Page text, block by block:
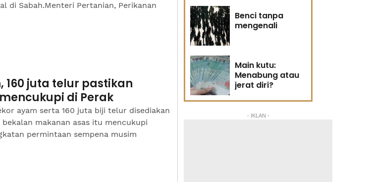
di Sabah.Menteri Pertanian, Perikanan
160 juta telur pastikan
di Perak
ayam serta 160 juta biji telur disediakan
makanan asas itu mencukupi
permintaan sempena musim
Benci tanpa
mengenali
Main kutu:
Menabung atau
jerat diri?
- IKLAN -